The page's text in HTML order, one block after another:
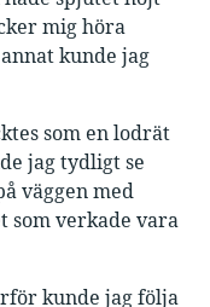
mig höra
kunde jag
som en lodrät
jag tydligt se
väggen med
som verkade vara
kunde jag följa